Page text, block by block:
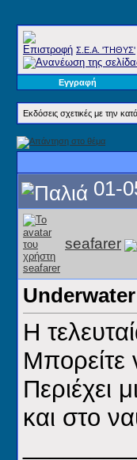
Σ.E.A. 'ΤΗΘΥΣ'
Εγγραφή
Εκδόσεις σχετικές με την
01-
seafarer
Η
Μπορείτε
Περιέχει
και στο